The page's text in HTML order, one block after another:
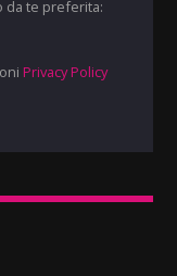
da te preferita:
Privacy Policy